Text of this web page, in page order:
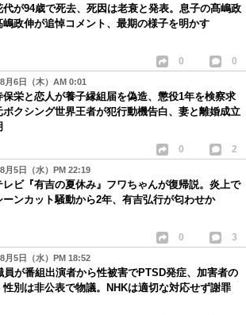
代が94歳で死去、死因は老衰と発表。息子の髙嶋政
嶋政伸が追悼コメント、最期の様子を明かす
0 0
月6日（木）AM 0:01
保栄と恋人が養子縁組届を偽造、懲役1年を検察求
ボクシング世界王者が犯行動機告白、妻と離婚成立
0 2
月5日（水）PM 22:19
レビ『有吉の夏休み』フワちゃんが復帰説。炎上で
ーンカット騒動から2年、有吉弘行が匂わせか
0 3
月5日（水）PM 18:52
員が番組出演者から性被害でPTSD発症、加害者の
性別は非公表で物議。NHKは適切な対応せず謝罪